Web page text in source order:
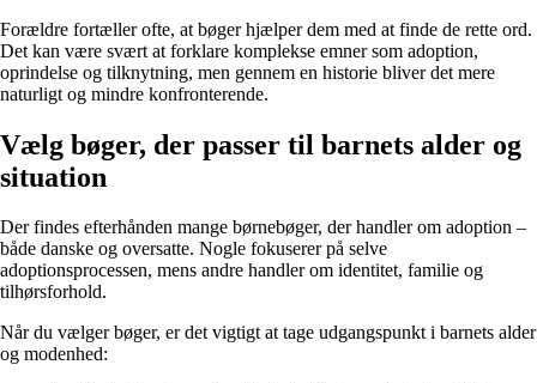
Forældre fortæller ofte, at bøger hjælper dem med at finde de rette ord.
Det kan være svært at forklare komplekse emner som adoption,
oprindelse og tilknytning, men gennem en historie bliver det mere
naturligt og mindre konfronterende.
Vælg bøger, der passer til barnets alder og
situation
Der findes efterhånden mange børnebøger, der handler om adoption –
både danske og oversatte. Nogle fokuserer på selve
adoptionsprocessen, mens andre handler om identitet, familie og
tilhørsforhold.
Når du vælger bøger, er det vigtigt at tage udgangspunkt i barnets alder
og modenhed: